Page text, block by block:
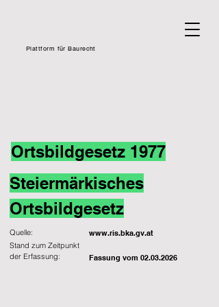
Plattform für Baurecht
Ortsbildgesetz 1977
Steiermärkisches
Ortsbildgesetz
Quelle: www.ris.bka.gv.at
Fassung vom 02.03.2026
Stand zum Zeitpunkt
der Erfassung: